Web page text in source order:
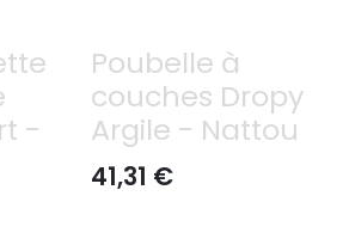
-
Poubelle à
couches Dropy
Argile - Nattou
41,31 €